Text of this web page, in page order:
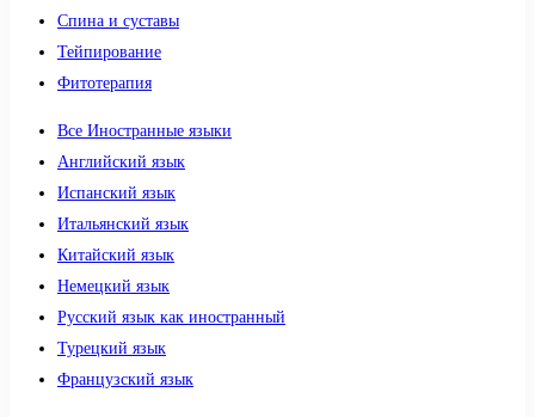
Спина и суставы
Тейпирование
Фитотерапия
Все Иностранные языки
Английский язык
Испанский язык
Итальянский язык
Китайский язык
Немецкий язык
Русский язык как иностранный
Турецкий язык
Французский язык